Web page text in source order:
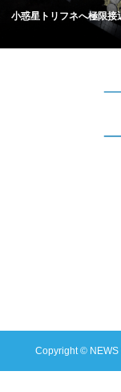
小惑星トリフネへ極限
Copyright © NEWS